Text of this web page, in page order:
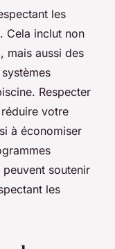
les
Cela inclut non
mais aussi des
Respecter
votre
à économiser
soutenir
les